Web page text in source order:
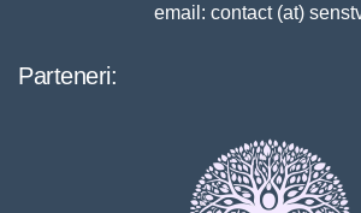
email: contact (at)
Parteneri: